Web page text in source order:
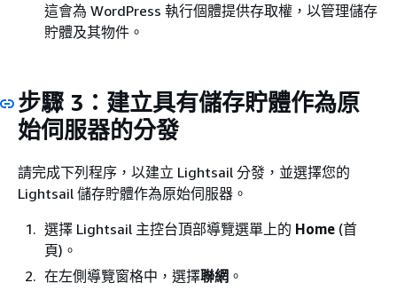
這會為 WordPress 執行個體提供存取權，以管理儲存
貯體及其物件。
步驟 3：建立具有儲存貯體作為原
始伺服器的分發
請完成下列程序，以建立 Lightsail 分發，並選擇您的
Lightsail 儲存貯體作為原始伺服器。
選擇 Lightsail 主控台頂部導覽選單上的 Home (首
頁)。
在左側導覽窗格中，選擇聯網 。